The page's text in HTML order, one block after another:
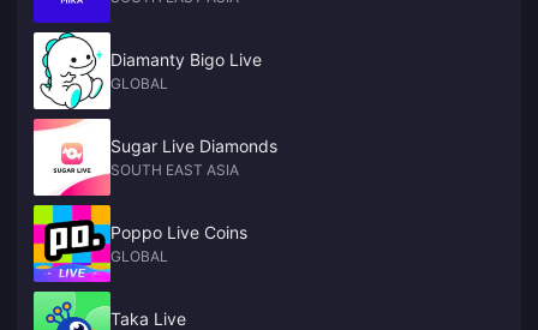
Diamanty Bigo Live
GLOBAL
Sugar Live Diamonds
SOUTH EAST ASIA
Poppo Live Coins
GLOBAL
Taka Live